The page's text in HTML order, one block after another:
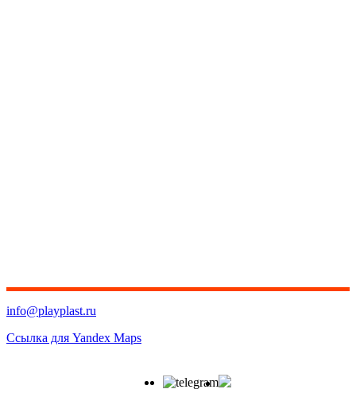
info@playplast.ru
Ссылка для Yandex Maps